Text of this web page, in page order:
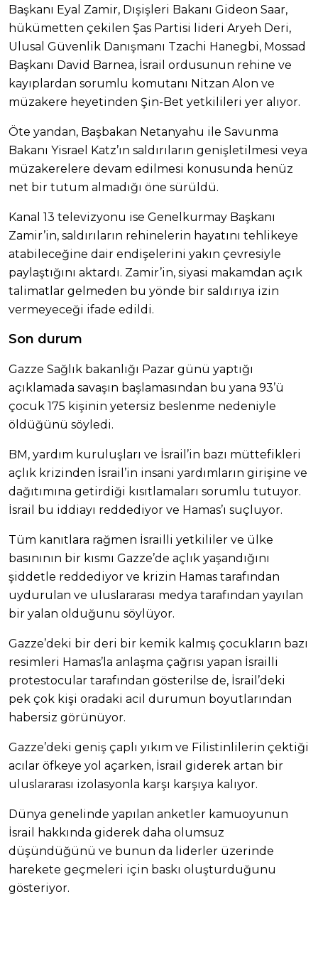
Başkanı Eyal Zamir, Dışişleri Bakanı Gideon Saar,
hükümetten çekilen Şas Partisi lideri Aryeh Deri,
Ulusal Güvenlik Danışmanı Tzachi Hanegbi, Mossad
Başkanı David Barnea, İsrail ordusunun rehine ve
kayıplardan sorumlu komutanı Nitzan Alon ve
müzakere heyetinden Şin-Bet yetkilileri yer alıyor.
Öte yandan, Başbakan Netanyahu ile Savunma
Bakanı Yisrael Katz’ın saldırıların genişletilmesi veya
müzakerelere devam edilmesi konusunda henüz
net bir tutum almadığı öne sürüldü.
Kanal 13 televizyonu ise Genelkurmay Başkanı
Zamir’in, saldırıların rehinelerin hayatını tehlikeye
atabileceğine dair endişelerini yakın çevresiyle
paylaştığını aktardı. Zamir’in, siyasi makamdan açık
talimatlar gelmeden bu yönde bir saldırıya izin
vermeyeceği ifade edildi.
Son durum
Gazze Sağlık bakanlığı Pazar günü yaptığı
açıklamada savaşın başlamasından bu yana 93’ü
çocuk 175 kişinin yetersiz beslenme nedeniyle
öldüğünü söyledi.
BM, yardım kuruluşları ve İsrail’in bazı müttefikleri
açlık krizinden İsrail’in insani yardımların girişine ve
dağıtımına getirdiği kısıtlamaları sorumlu tutuyor.
İsrail bu iddiayı reddediyor ve Hamas’ı suçluyor.
Tüm kanıtlara rağmen İsrailli yetkililer ve ülke
basınının bir kısmı Gazze’de açlık yaşandığını
şiddetle reddediyor ve krizin Hamas tarafından
uydurulan ve uluslararası medya tarafından yayılan
bir yalan olduğunu söylüyor.
Gazze’deki bir deri bir kemik kalmış çocukların bazı
resimleri Hamas’la anlaşma çağrısı yapan İsrailli
protestocular tarafından gösterilse de, İsrail’deki
pek çok kişi oradaki acil durumun boyutlarından
habersiz görünüyor.
Gazze’deki geniş çaplı yıkım ve Filistinlilerin çektiği
acılar öfkeye yol açarken, İsrail giderek artan bir
uluslararası izolasyonla karşı karşıya kalıyor.
Dünya genelinde yapılan anketler kamuoyunun
İsrail hakkında giderek daha olumsuz
düşündüğünü ve bunun da liderler üzerinde
harekete geçmeleri için baskı oluşturduğunu
gösteriyor.